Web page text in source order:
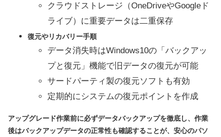
クラウドストレージ（OneDriveやGoogleド
ライブ）に重要データは二重保存
復元やリカバリー手順
データ消失時はWindows10の「バックアッ
プと復元」機能で旧データの復元が可能
サードパーティ製の復元ソフトも有効
定期的にシステムの復元ポイントを作成
アップグレード作業前に必ずデータバックアップを徹底し、作業
後はバックアップデータの正常性も確認することが、安心のパソ